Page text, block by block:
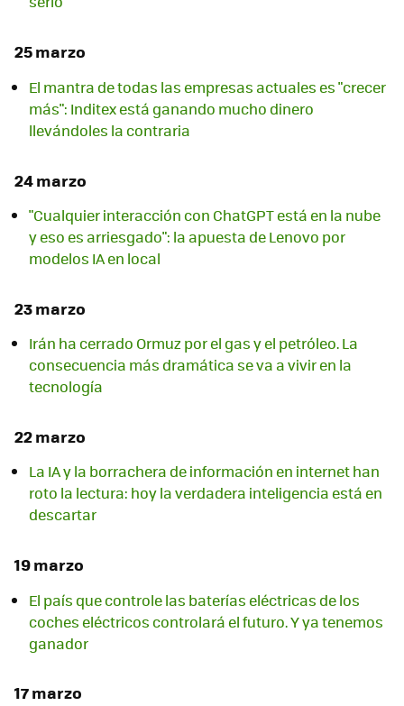
25 marzo
El mantra de todas las empresas actuales es "crecer
más": Inditex está ganando mucho dinero
llevándoles la contraria
24 marzo
"Cualquier interacción con ChatGPT está en la nube
y eso es arriesgado": la apuesta de Lenovo por
modelos IA en local
23 marzo
Irán ha cerrado Ormuz por el gas y el petróleo. La
consecuencia más dramática se va a vivir en la
tecnología
22 marzo
La IA y la borrachera de información en internet han
roto la lectura: hoy la verdadera inteligencia está en
descartar
19 marzo
El país que controle las baterías eléctricas de los
coches eléctricos controlará el futuro. Y ya tenemos
ganador
17 marzo